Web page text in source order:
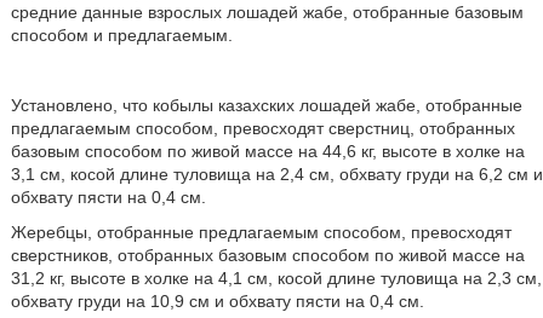
средние данные взрослых лошадей жабе, отобранные базовым
способом и предлагаемым.
Установлено, что кобылы казахских лошадей жабе, отобранные
предлагаемым способом, превосходят сверстниц, отобранных
базовым способом по живой массе на 44,6 кг, высоте в холке на
3,1 см, косой длине туловища на 2,4 см, обхвату груди на 6,2 см и
обхвату пясти на 0,4 см.
Жеребцы, отобранные предлагаемым способом, превосходят
сверстников, отобранных базовым способом по живой массе на
31,2 кг, высоте в холке на 4,1 см, косой длине туловища на 2,3 см,
обхвату груди на 10,9 см и обхвату пясти на 0,4 см.